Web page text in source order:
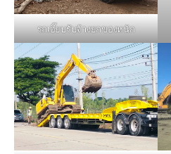
รถเฮี๊ยบรับจ้างยกของหนัก